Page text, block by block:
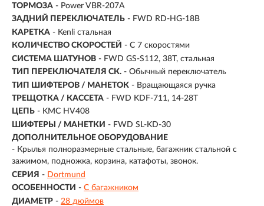
ТОРМОЗА - Power VBR-207A
ЗАДНИЙ ПЕРЕКЛЮЧАТЕЛЬ - FWD RD-HG-18B
КАРЕТКА - Kenli стальная
КОЛИЧЕСТВО СКОРОСТЕЙ - С 7 скоростями
СИСТЕМА ШАТУНОВ - FWD GS-S112, 38T, стальная
ТИП ПЕРЕКЛЮЧАТЕЛЯ СК. - Обычный переключатель
ТИП ШИФТЕРОВ / МАНЕТОК - Вращающаяся ручка
ТРЕЩОТКА / КАССЕТА - FWD KDF-711, 14-28T
ЦЕПЬ - KMC HV408
ШИФТЕРЫ / МАНЕТКИ - FWD SL-KD-30
ДОПОЛНИТЕЛЬНОЕ ОБОРУДОВАНИЕ
- Крылья полноразмерные стальные, багажник стальной с
зажимом, подножка, корзина, катафоты, звонок.
СЕРИЯ - Dortmund
ОСОБЕННОСТИ - С багажником
ДИАМЕТР - 28 дюймов